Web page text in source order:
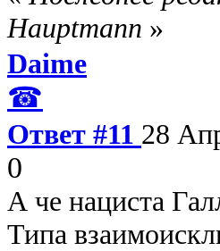
Hauptmann »
Daime
☎
Ответ #11 28
0
А че нациста
Типа